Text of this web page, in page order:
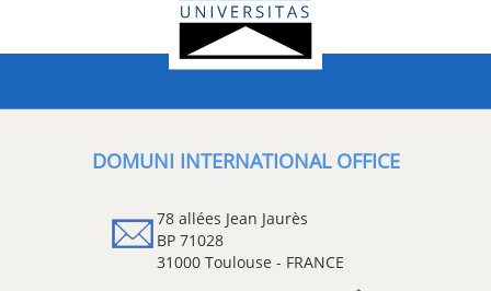
DOMUNI INTERNATIONAL OFFICE
78 allées Jean Jaurès
BP 71028
31000 Toulouse - FRANCE